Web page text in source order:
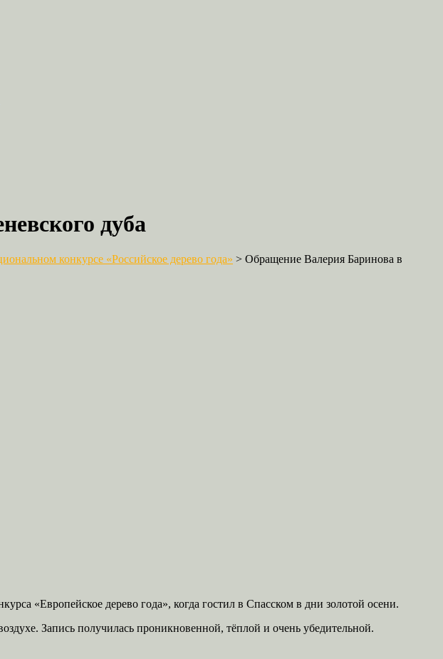
дуба
конкурсе «Российское дерево года» > Обращение Валерия Баринова в
«Европейское дерево года», когда гостил в Спасском в дни золотой осени.
Запись получилась проникновенной, тёплой и очень убедительной.